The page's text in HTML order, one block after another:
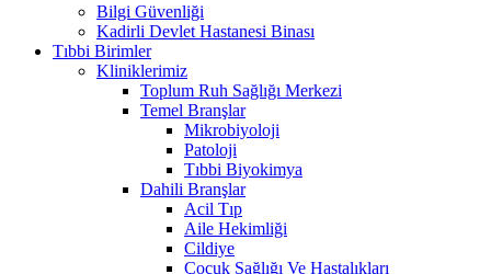
Bilgi Güvenliği
Kadirli Devlet Hastanesi Binası
Tıbbi Birimler
Kliniklerimiz
Toplum Ruh Sağlığı Merkezi
Temel Branşlar
Mikrobiyoloji
Patoloji
Tıbbi Biyokimya
Dahili Branşlar
Acil Tıp
Aile Hekimliği
Cildiye
Çocuk Sağlığı Ve Hastalıkları